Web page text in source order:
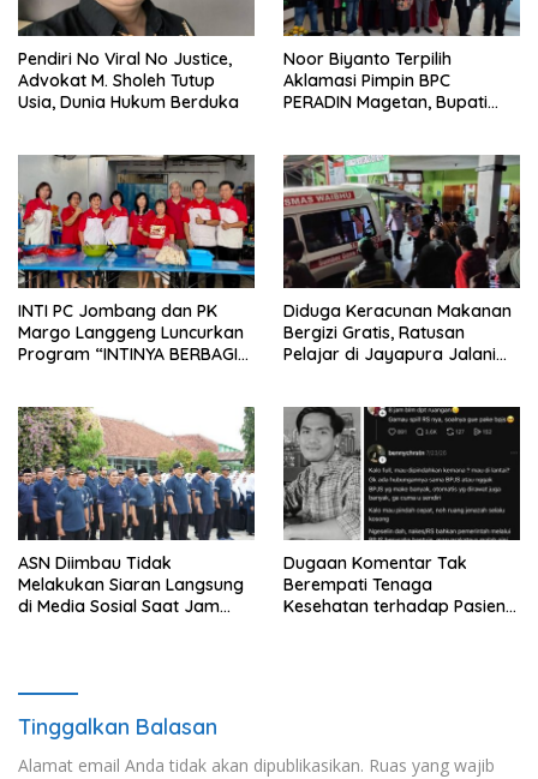
Pendiri No Viral No Justice,
Advokat M. Sholeh Tutup
Usia, Dunia Hukum Berduka
Noor Biyanto Terpilih
Aklamasi Pimpin BPC
PERADIN Magetan, Bupati
INTI PC Jombang dan PK
Margo Langgeng Luncurkan
Program “INTINYA BERBAGI”,
Diduga Keracunan Makanan
Bergizi Gratis, Ratusan
Pelajar di Jayapura Jalani
ASN Diimbau Tidak
Melakukan Siaran Langsung
di Media Sosial Saat Jam
Dugaan Komentar Tak
Berempati Tenaga
Kesehatan terhadap Pasien
Tinggalkan Balasan
Alamat email Anda tidak akan dipublikasikan. Ruas yang wajib